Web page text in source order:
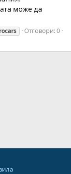
може да
Отговори: 0